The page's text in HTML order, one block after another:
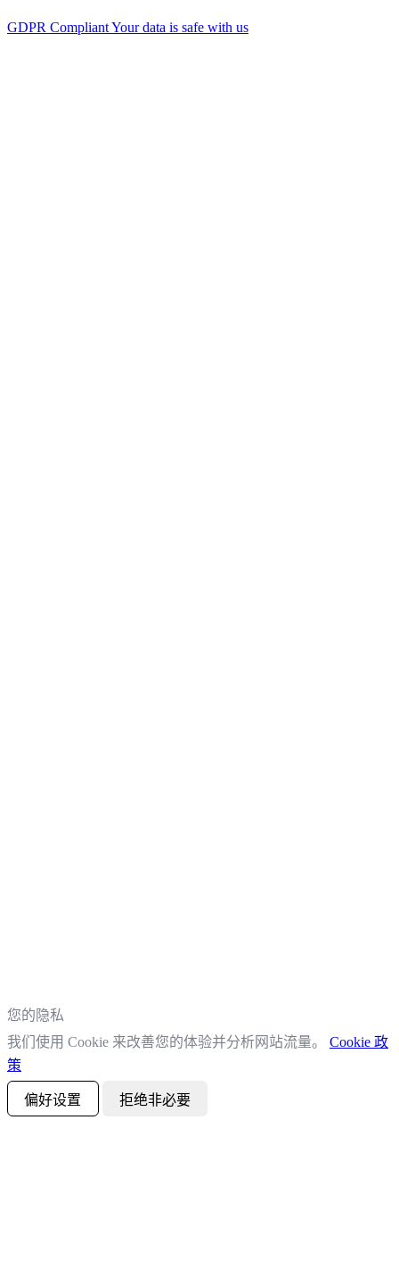
GDPR CompliantYour data is safe with us
您的隐私
我们使用 Cookie 来改善您的体验并分析网站流量。 Cookie 政
策
偏好设置 拒绝非必要